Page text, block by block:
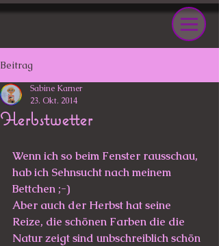
Beitrag
Herbstwetter
Sabine Karner
23. Okt. 2014
Wenn ich so beim Fenster rausschau,
hab ich Sehnsucht nach meinem
Bettchen ;-)
Aber auch der Herbst hat seine
Reize, die schönen Farben die die
Natur zeigt sind unbschreiblich schön